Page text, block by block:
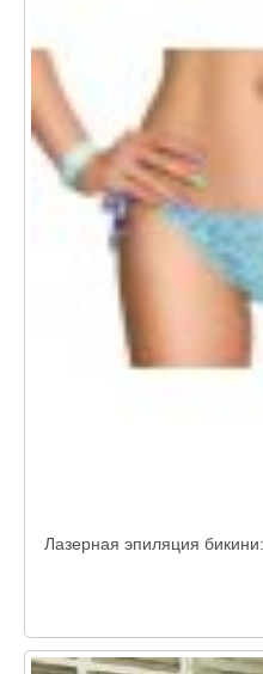
Лазерная эпиляция